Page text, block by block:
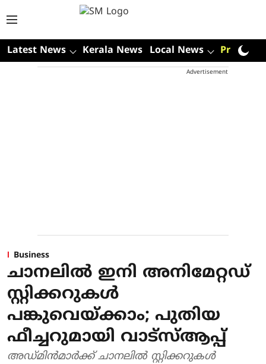
Latest News Kerala News Local News Premium
Advertisement
Business
ചാനലില്‍ ഇനി അനിമേറ്റഡ്
സ്റ്റിക്കറുകള്‍
പങ്കുവെയ്ക്കാം; പുതിയ
ഫീച്ചറുമായി വാട്‌സ്ആപ്പ്
അഡ്മിന്‍മാര്‍ക്ക് ചാനലില്‍ സ്റ്റിക്കറുകള്‍